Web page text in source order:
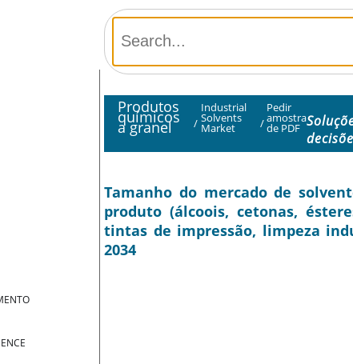
Produtos
químicos
a granel /
Industrial
Solvents
Market /
Pedir
amostra
de PDF
Tamanho do mercado de
produto (álcoois, cetonas,
tintas de impressão, limpeza
2034